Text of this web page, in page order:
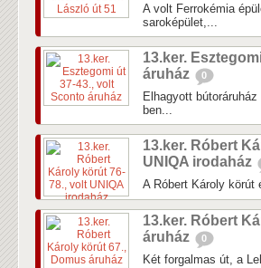
A volt Ferrokémia
saroképület,...
13.ker.
áruház
0
Elhagyott
ben...
13.ker. Róbert
UNIQA irodaház
A Róbert Károly körút
13.ker. Róbert
áruház
0
Két forgalmas út, a